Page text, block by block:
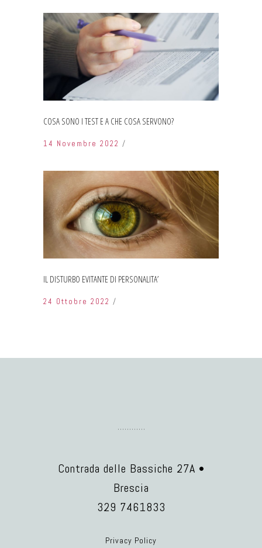
COSA SONO I TEST E A CHE COSA SERVONO?
14 Novembre 2022
IL DISTURBO EVITANTE DI PERSONALITA’
24 Ottobre 2022
Contrada delle Bassiche 27A •
Brescia
329 7461833
Privacy Policy